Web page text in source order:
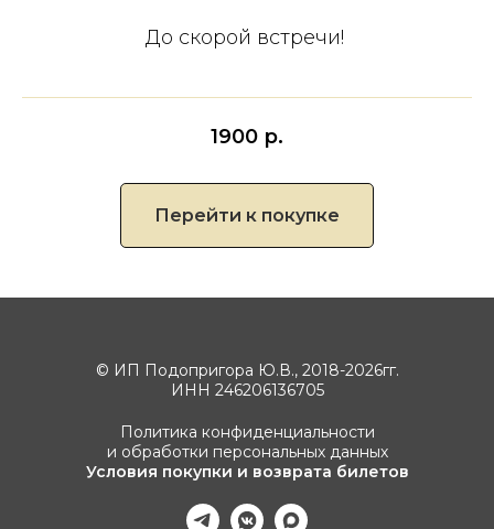
До скорой встречи!
1900 р.
Перейти к покупке
© ИП Подопригора Ю.В., 2018-2026гг.
ИНН 246206136705
Политика конфиденциальности
и обработки персональных данных
Условия покупки и возврата билетов